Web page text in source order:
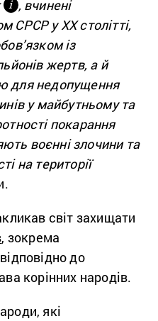
і , вчинені
СРСР у XX столітті,
із
жертв, а й
для недопущення
у майбутньому та
покарання
воєнні злочини та
на території
світ захищати
, зокрема
до
корінних народів.
які